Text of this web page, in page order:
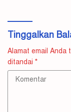
Tinggalkan
Alamat email Anda
ditandai *